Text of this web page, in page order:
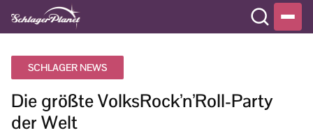
SCHLAGER NEWS
Die größte VolksRock’n’Roll-Party
der Welt